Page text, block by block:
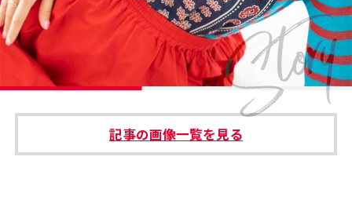
#リクルート
運営会社 プライバシーポリシー
本サイトご利用にあたって Cookie Settings
記事の画像一覧を見る